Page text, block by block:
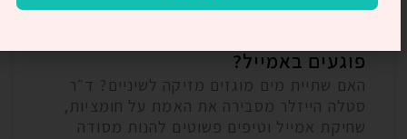
פוגעים באמייל?
האם שתיית מים מוגזים מזיקה לשיניים? ד״ר
סטלה הייזלר מסבירה את האמת על חומציות,
שחיקת אמייל וטיפים פשוטים להנות מסודה